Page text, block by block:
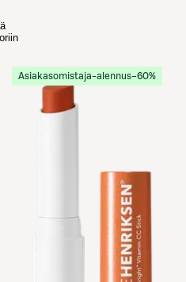
Asiakasomistaja-alennus−60%